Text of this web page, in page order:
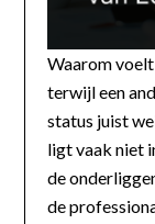
Waarom
terwijl een
status juist
ligt vaak niet
de
de